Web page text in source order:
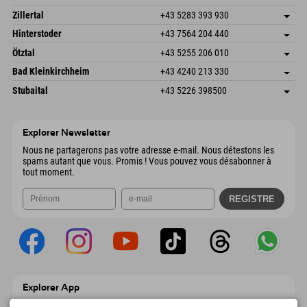
6793 Gaschurn/Montafon
Autriche
Réservation
Speckbacherstraße 87
6380 St. Johann in Tirol
Autriche
Enregistrer l'adresse
Informations d'arrivée
Réservation
Zillertal +43 5283 393 930
Schmiedau 2
Autriche
Enregistrer l'adresse
Réservation
Hinterstoder +43 7564 204 440
Freizeitpark 10
4573 Hinterstoder
Autriche
Enregistrer l'adresse
Informations d'arrivée
Réservation
Ötztal +43 5255 206 010
Gscheat 14
Autriche
Enregistrer l'adresse
Réservation
Bad Kleinkirchheim +43 4240 213 330
Dorfstraße 24
9546 Bad Kleinkirchheim
Enregistrer l'adresse
Informations d'arrivée
Stubaital +43 5226 398500
Explorer Newsletter
Nous ne partagerons pas votre adresse e-mail. Nous détestons les
spams autant que vous. Promis ! Vous pouvez vous désabonner à
tout moment.
Explorer App